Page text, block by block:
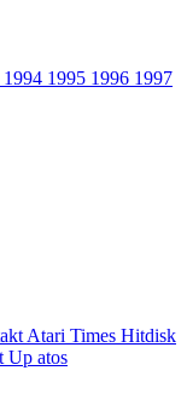
1994 1995 1996 1997
Atari Times Hitdisk
Up atos